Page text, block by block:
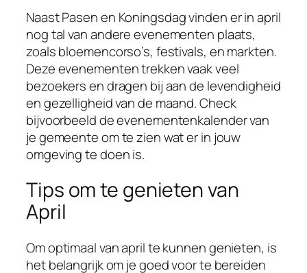
Naast Pasen en Koningsdag vinden er in april
nog tal van andere evenementen plaats,
zoals bloemencorso’s, festivals, en markten.
Deze evenementen trekken vaak veel
bezoekers en dragen bij aan de levendigheid
en gezelligheid van de maand. Check
bijvoorbeeld de evenementenkalender van
je gemeente om te zien wat er in jouw
omgeving te doen is.
Tips om te genieten van
April
Om optimaal van april te kunnen genieten, is
het belangrijk om je goed voor te bereiden